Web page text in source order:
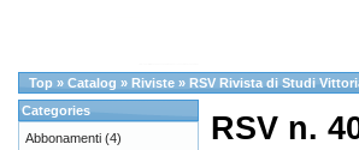
Top » Catalog » Riviste » RSV Rivista di Studi
RSV n.
Categories
Abbonamenti (4)